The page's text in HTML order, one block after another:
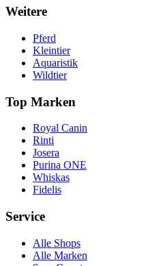
Weitere
Pferd
Kleintier
Aquaristik
Wildtier
Top Marken
Royal Canin
Rinti
Josera
Purina ONE
Whiskas
Fidelis
Service
Alle Shops
Alle Marken